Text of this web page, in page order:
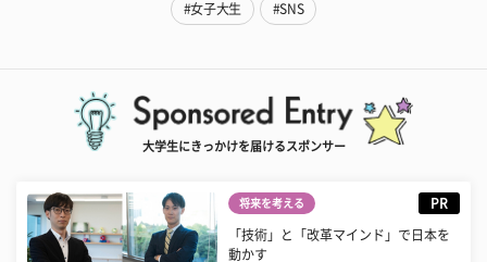
#女子大生 #SNS
大学生にきっかけを届けるスポンサー
将来を考える PR
「技術」と「改革マインド」で日本を
動かす